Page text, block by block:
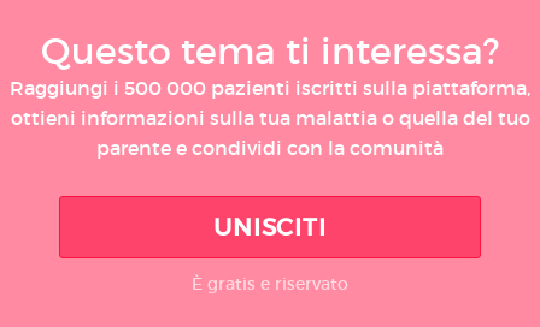
Questo tema ti interessa?
Raggiungi i 500 000 pazienti iscritti sulla piattaforma,
ottieni informazioni sulla tua malattia o quella del tuo
parente e condividi con la comunità
UNISCITI
È gratis e riservato